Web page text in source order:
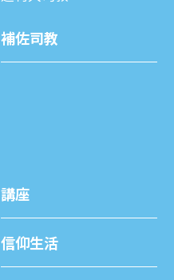
補佐司教
講座
信仰⽣活